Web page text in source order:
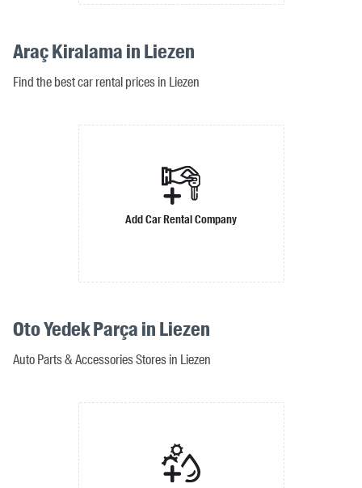
Araç Kiralama in Liezen
Find the best car rental prices in Liezen
Add Car Rental Company
Oto Yedek Parça in Liezen
Auto Parts & Accessories Stores in Liezen